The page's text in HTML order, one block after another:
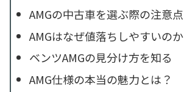
AMGの中古車を選ぶ際の注意点
AMGはなぜ値落ちしやすいのか
ベンツAMGの見分け方を知る
AMG仕様の本当の魅力とは？